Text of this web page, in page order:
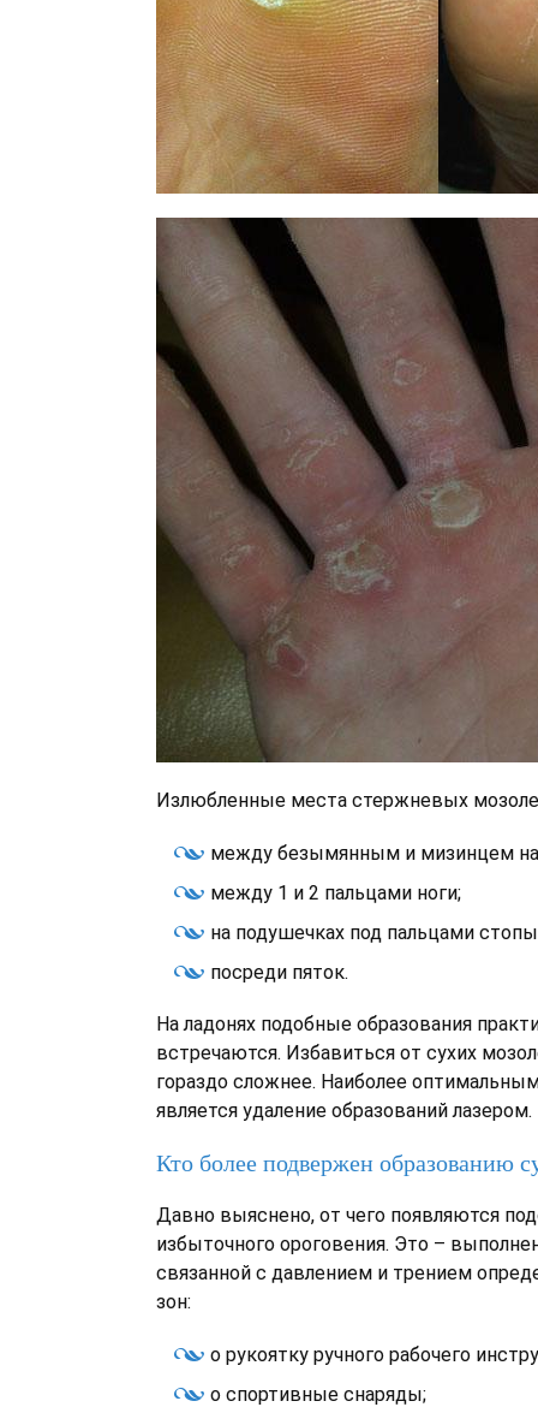
Излюбленные места стержневых
между безымянным и мизинцем на
между 1 и 2 пальцами ноги;
на подушечках под пальцами
посреди пяток.
На ладонях подобные образования
встречаются. Избавиться от сухих
гораздо сложнее. Наиболее
является удаление образований лазером.
Кто более подвержен образованию
Давно выяснено, от чего появляются
избыточного ороговения. Это –
связанной с давлением и трением
зон:
о рукоятку ручного рабочего
о спортивные снаряды;